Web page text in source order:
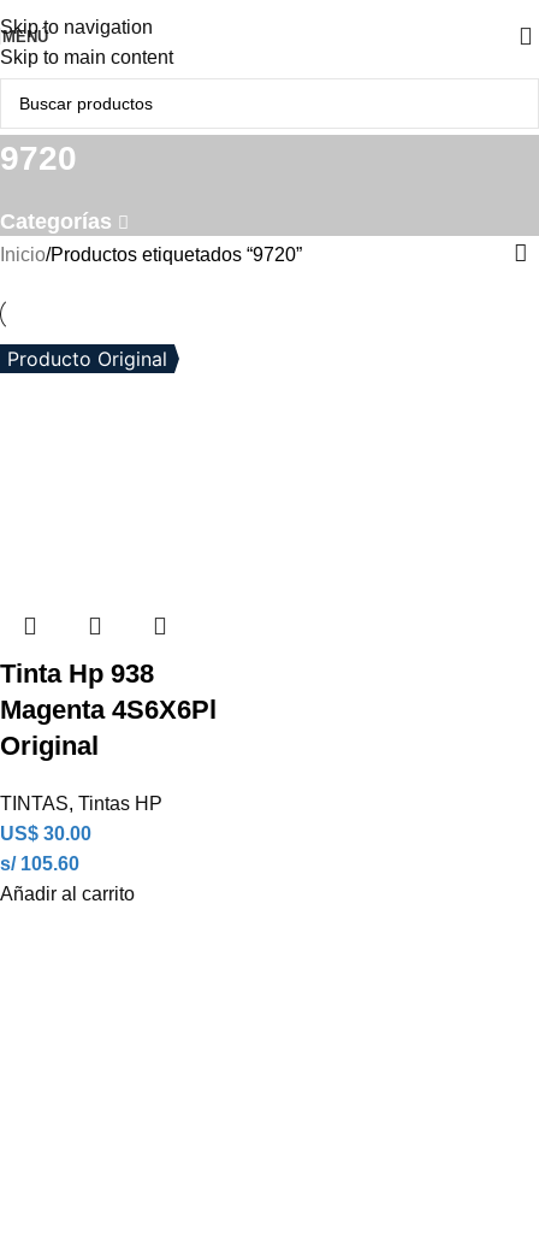
Skip to navigation
Skip to main content
MENÚ
9720
Categorías
Inicio Productos etiquetados “9720”
Producto Original
Tinta Hp 938
Magenta 4S6X6Pl
Original
TINTAS, Tintas HP
US$ 30.00
s/ 105.60
Añadir al carrito